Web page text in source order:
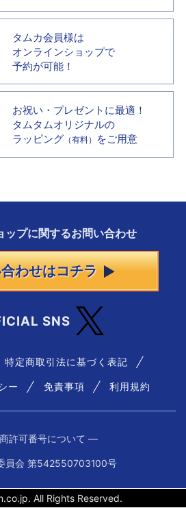
タムカ会員様は
オンラインショップで
予約が可能！
お祝い・プレゼントに最適！
タムタムオリジナルの
ラッピング （有料） をご用意
ップに関するお問い合わせ
わせはコチラ
SNS
特定商取引法に基づく表記
ー 免責事項 利用規約
許可番号について ―
員会 第542550703100号
All Rights Reserved.